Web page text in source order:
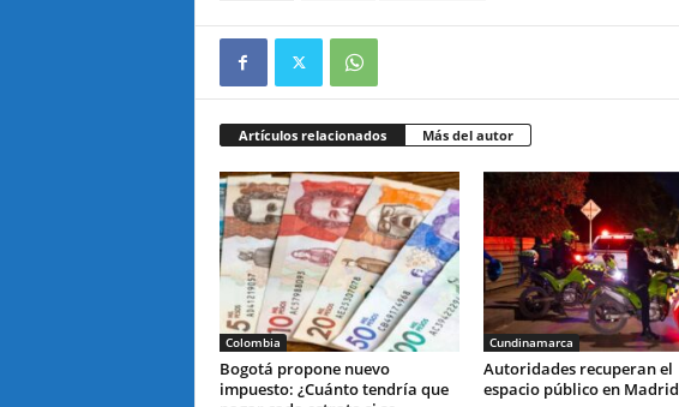
Artículos relacionados Más del autor
Colombia
Bogotá propone nuevo
impuesto: ¿Cuánto tendría que
Cundinamarca
Autoridades recuperan el
espacio público en Madrid